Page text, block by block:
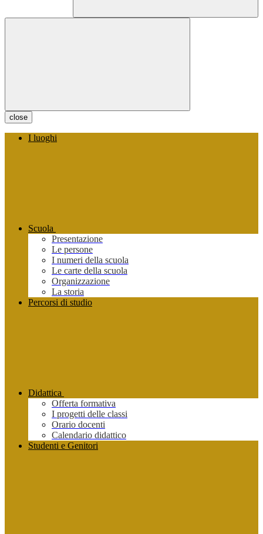
close
I luoghi
Scuola
Presentazione
Le persone
I numeri della scuola
Le carte della scuola
Organizzazione
La storia
Percorsi di studio
Didattica
Offerta formativa
I progetti delle classi
Orario docenti
Calendario didattico
Studenti e Genitori